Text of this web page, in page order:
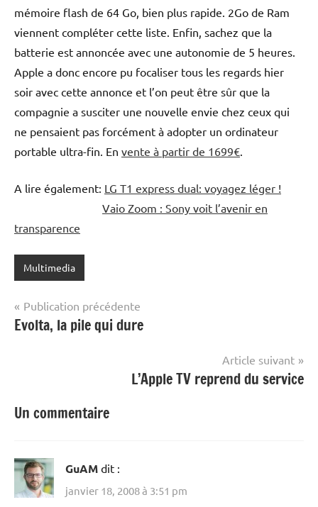
mémoire flash de 64 Go, bien plus rapide. 2Go de Ram
viennent compléter cette liste. Enfin, sachez que la
batterie est annoncée avec une autonomie de 5 heures.
Apple a donc encore pu focaliser tous les regards hier
soir avec cette annonce et l’on peut être sûr que la
compagnie a susciter une nouvelle envie chez ceux qui
ne pensaient pas forcément à adopter un ordinateur
portable ultra-fin. En vente à partir de 1699€
A lire également: LG T1 express dual: voyagez léger !
Vaio Zoom : Sony voit l’avenir en
transparence
Multimedia
Navigation
de
Publication précédente
Evolta, la pile qui dure
Article suivant
L’Apple TV reprend du service
Un commentaire
GuAM dit :
janvier 18, 2008 à 3:51 pm